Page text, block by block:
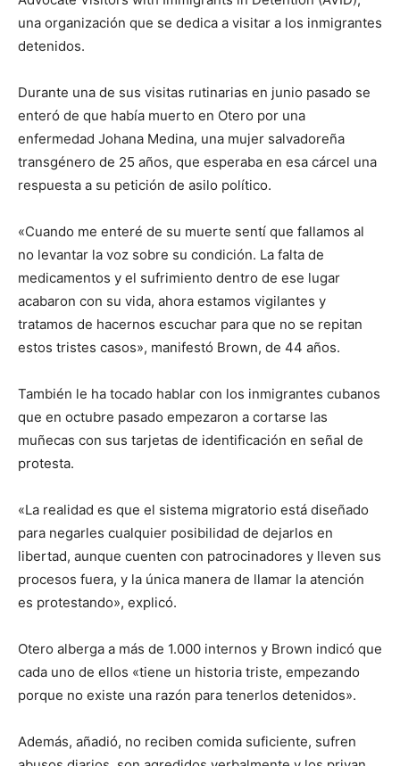
una organización que se dedica a visitar a los inmigrantes
detenidos.
Durante una de sus visitas rutinarias en junio pasado se
enteró de que había muerto en Otero por una
enfermedad Johana Medina, una mujer salvadoreña
transgénero de 25 años, que esperaba en esa cárcel una
respuesta a su petición de asilo político.
«Cuando me enteré de su muerte sentí que fallamos al
no levantar la voz sobre su condición. La falta de
medicamentos y el sufrimiento dentro de ese lugar
acabaron con su vida, ahora estamos vigilantes y
tratamos de hacernos escuchar para que no se repitan
estos tristes casos», manifestó Brown, de 44 años.
También le ha tocado hablar con los inmigrantes cubanos
que en octubre pasado empezaron a cortarse las
muñecas con sus tarjetas de identificación en señal de
protesta.
«La realidad es que el sistema migratorio está diseñado
para negarles cualquier posibilidad de dejarlos en
libertad, aunque cuenten con patrocinadores y lleven sus
procesos fuera, y la única manera de llamar la atención
es protestando», explicó.
Otero alberga a más de 1.000 internos y Brown indicó que
cada uno de ellos «tiene un historia triste, empezando
porque no existe una razón para tenerlos detenidos».
Además, añadió, no reciben comida suficiente, sufren